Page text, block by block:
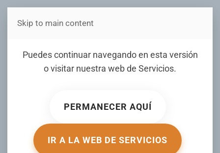
Estás en Telenord Medios
Puedes continuar navegando en esta versión
o visitar nuestra web de Servicios.
PERMANECER AQUÍ
IR A LA WEB DE SERVICIOS
Skip to main content
Boletín de visas mes de
Noviembre 2024